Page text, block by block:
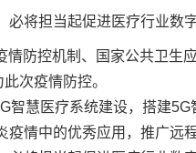
将担当起促进医疗行业数
防控机制、国家公共卫生
次疫情防控。
慧医疗系统建设，搭建
情中的优秀应用，推广远